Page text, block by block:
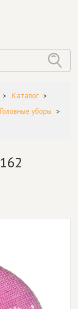
Каталог
Головные уборы